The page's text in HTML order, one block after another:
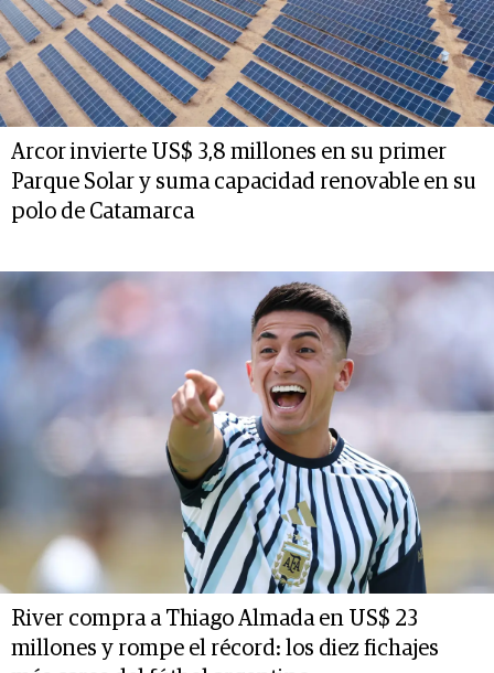
Arcor invierte US$ 3,8 millones en su primer
Parque Solar y suma capacidad renovable en su
polo de Catamarca
River compra a Thiago Almada en US$ 23
millones y rompe el récord: los diez fichajes